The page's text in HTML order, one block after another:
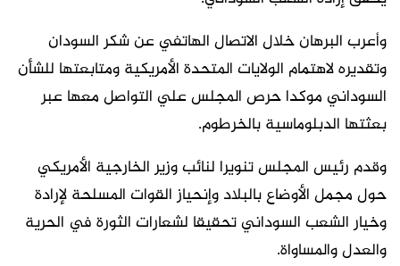
وأعرب البرهان خلال الاتصال الهاتفي عن شكر السودان
وتقديره لاهتمام الولايات المتحدة الأمريكية ومتابعتها للشأن
السوداني موكدا حرص المجلس علي التواصل معها عبر
بعثتها الدبلوماسية بالخرطوم.
وقدم رئيس المجلس تنويرا لنائب وزير الخارجية الأمريكي
حول مجمل الأوضاع بالبلاد وإنحياز القوات المسلحة لإرادة
وخيار الشعب السوداني تحقيقا لشعارات الثورة في الحرية
والعدل والمساواة.